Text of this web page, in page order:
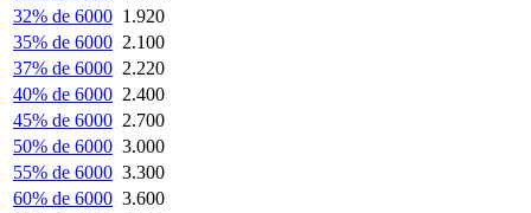
32% de 6000 1.920
35% de 6000 2.100
37% de 6000 2.220
40% de 6000 2.400
45% de 6000 2.700
50% de 6000 3.000
55% de 6000 3.300
60% de 6000 3.600